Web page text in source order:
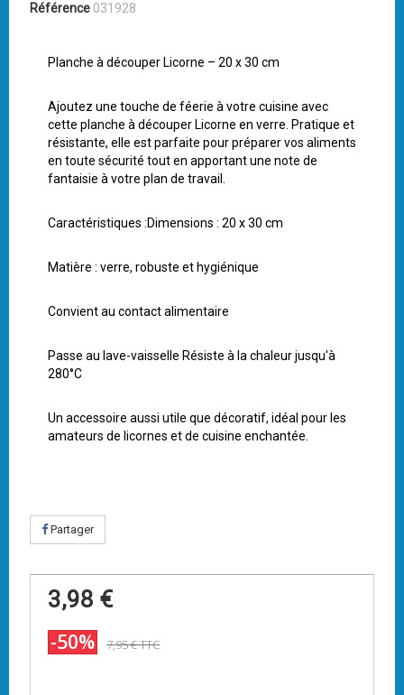
Référence 031928
Planche à découper Licorne – 20 x 30 cm
Ajoutez une touche de féerie à votre cuisine avec
cette planche à découper Licorne en verre. Pratique et
résistante, elle est parfaite pour préparer vos aliments
en toute sécurité tout en apportant une note de
fantaisie à votre plan de travail.
Caractéristiques :Dimensions : 20 x 30 cm
Matière : verre, robuste et hygiénique
Convient au contact alimentaire
Passe au lave-vaisselle Résiste à la chaleur jusqu'à
280°C
Un accessoire aussi utile que décoratif, idéal pour les
amateurs de licornes et de cuisine enchantée.
Partager
3,98 €
-50% 7,95 €TTC